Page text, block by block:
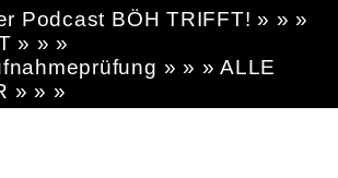
Podcast BÖH TRIFFT! » » »
» » »
» » » ALLE
» » »